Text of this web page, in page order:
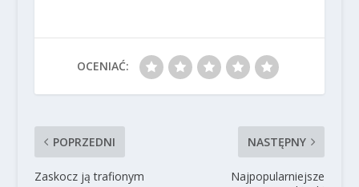
OCENIAĆ:
POPRZEDNI
Zaskocz ją trafionym
NASTĘPNY
Najpopularniejsze